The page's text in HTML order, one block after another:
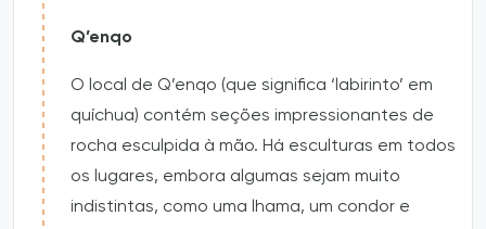
Q’enqo
O local de Q’enqo (que significa ‘labirinto’ em
quíchua) contém seções impressionantes de
rocha esculpida à mão. Há esculturas em todos
os lugares, embora algumas sejam muito
indistintas, como uma lhama, um condor e